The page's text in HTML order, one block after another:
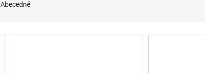
Abecedně